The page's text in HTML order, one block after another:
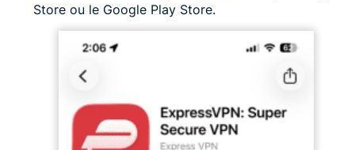
Store ou le Google Play Store.